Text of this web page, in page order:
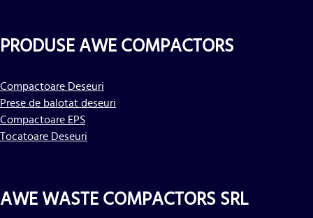
PRODUSE AWE COMPACTORS
Compactoare Deseuri
Prese de balotat deseuri
Compactoare EPS
Tocatoare Deseuri
AWE WASTE COMPACTORS SRL